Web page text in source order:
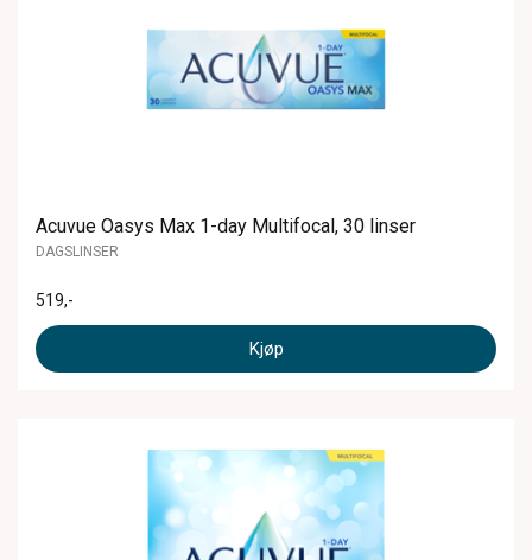
Acuvue Oasys Max 1-day Multifocal, 30 linser
DAGSLINSER
519,-
Kjøp